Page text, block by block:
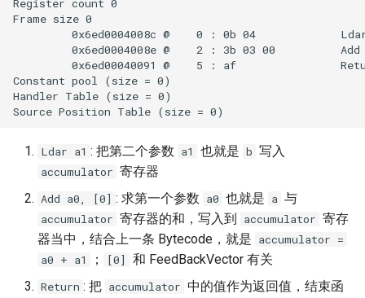
Ldar a1 : 把第二个参数 a1 也就是 b 写入
accumulator 寄存器
Add a0, [0] : 求第一个参数 a0 也就是 a 与
accumulator 寄存器的和，写入到 accumulator 寄存
器当中，结合上一条 Bytecode，就是 accumulator =
a0 + a1
； [0] 和 FeedBackVector 有关
Return : 把 accumulator 中的值作为返回值，结束函